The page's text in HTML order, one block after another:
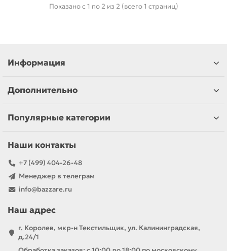
Показано с 1 по 2 из 2 (всего 1 страниц)
Информация
Дополнительно
Популярные категории
Наши контакты
+7 (499) 404-26-48
Менеджер в телеграм
info@bazzare.ru
Наш адрес
г. Королев, мкр-н Текстильщик, ул. Калининградская,
д.24/1